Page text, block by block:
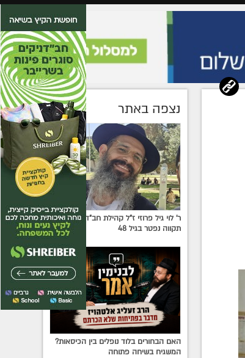
נצפה באתר
ר' לוי גיל פרוזי ז"ל קהילת חב"ד בפתח
תקווה נפטר בגיל 48
האם הבחורים בלוד נופלים בין הכיסאות?
המשגיח בשיחה פתוחה